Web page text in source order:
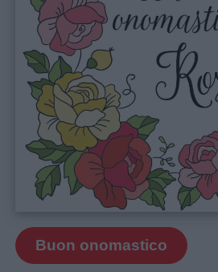
Contatti
Privacy
policy
Buon onomastico